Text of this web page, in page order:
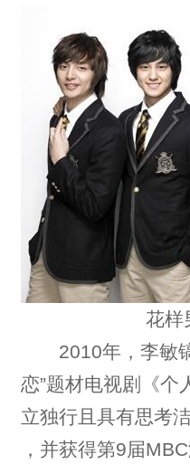
花样
2010年，李敏镐
恋”题材电视剧《个
立独行且具有思考
，并获得第9届